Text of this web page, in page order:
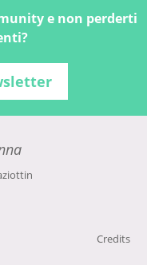
e non perderti
Credits